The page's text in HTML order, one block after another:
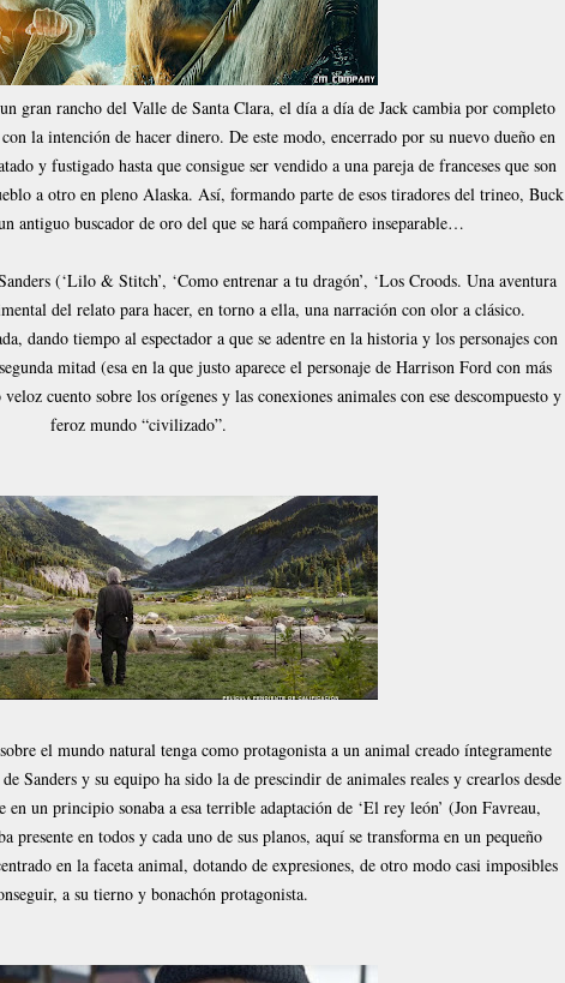
gran rancho del Valle de Santa Clara, el día a día de Jack cambia por completo
la intención de hacer dinero. De este modo, encerrado por su nuevo dueño en
y fustigado hasta que consigue ser vendido a una pareja de franceses que son
a otro en pleno Alaska. Así, formando parte de esos tiradores del trineo, Buck
antiguo buscador de oro del que se hará compañero inseparable…
(‘Lilo & Stitch’, ‘Como entrenar a tu dragón’, ‘Los Croods. Una aventura
del relato para hacer, en torno a ella, una narración con olor a clásico.
dando tiempo al espectador a que se adentre en la historia y los personajes con
mitad (esa en la que justo aparece el personaje de Harrison Ford con más
cuento sobre los orígenes y las conexiones animales con ese descompuesto y
feroz mundo “civilizado”.
el mundo natural tenga como protagonista a un animal creado íntegramente
Sanders y su equipo ha sido la de prescindir de animales reales y crearlos desde
un principio sonaba a esa terrible adaptación de ‘El rey león’ (Jon Favreau,
presente en todos y cada uno de sus planos, aquí se transforma en un pequeño
en la faceta animal, dotando de expresiones, de otro modo casi imposibles
a su tierno y bonachón protagonista.